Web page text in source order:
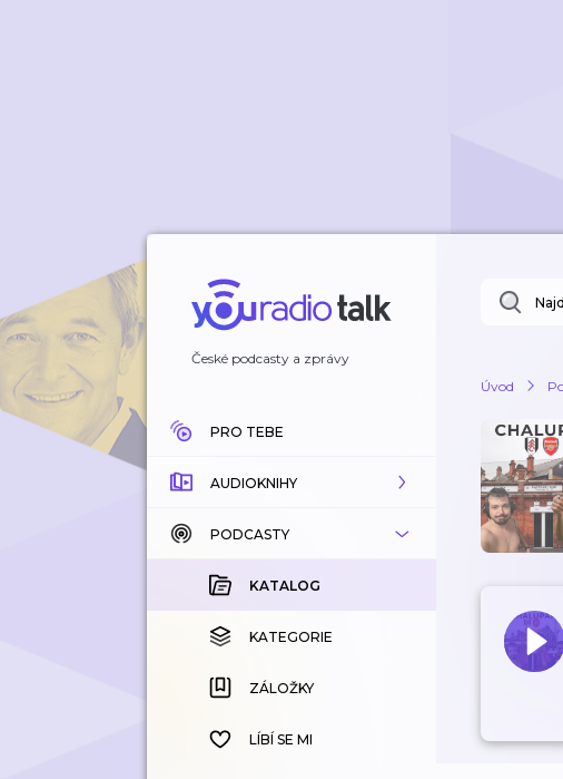
České podcasty a zprávy
PRO TEBE
AUDIOKNIHY
KATALOG
KOUPENÉ
KATEGORIE
ZÁLOŽKY
HISTORIE
PODCASTY
KATALOG
KATEGORIE
ZÁLOŽKY
LÍBÍ SE MI
Úvod